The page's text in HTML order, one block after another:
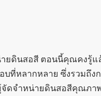
ดินสอสี ตอนนี้คุณคงรู้แ
อบที่หลากหลาย ซึ่งรวม
ดจำหน่ายดินสอสีคุณภา